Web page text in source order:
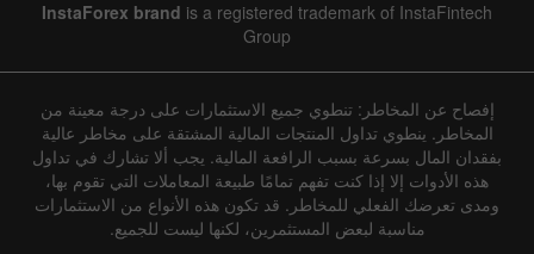
InstaForex brand is a registered trademark of InstaFintech
Group
إفصاح عن المخاطر: تنطوي جميع الاستثمارات على درجة معينة من
المخاطر. ينطوي تداول المنتجات المالية المشتقة على مخاطر عالية
بفقدان المال بسرعة بسبب الرافعة المالية. يجب ألا تشارك في تداول
هذه الأدوات إلا إذا كنت تفهم تمامًا طبيعة المعاملات التي تقوم بها،
ومدى تعرضك الفعلي للمخاطر. قد تكون هذه الأنواع من الاستثمارات
مناسبة لبعض المستثمرين، لكنها ليست للجميع.